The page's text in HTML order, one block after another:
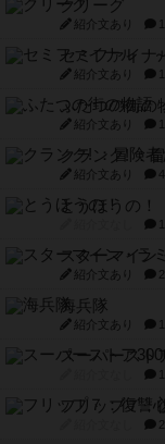
クリーグ
紹介文あり
セミファイナ
紹介文あり
ふたつの街の
紹介文あり
クランク! ：
紹介文あり
とうほうの！
スターマイン
紹介文あり
海兵隊
紹介文あり
スーパースト
フリップ７：